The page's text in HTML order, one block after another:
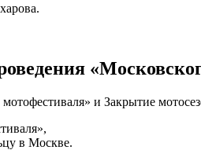
и Закрытие
в Москве.